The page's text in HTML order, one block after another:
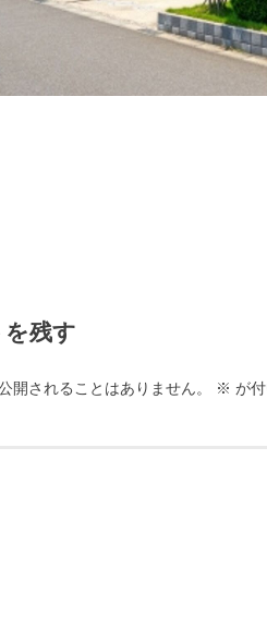
残す
開されることはありません。 ※ が